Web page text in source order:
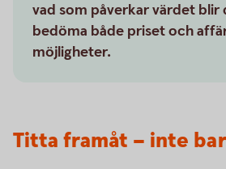
vad som påverkar värdet blir
bedöma både priset och
möjligheter.
Titta framåt – inte